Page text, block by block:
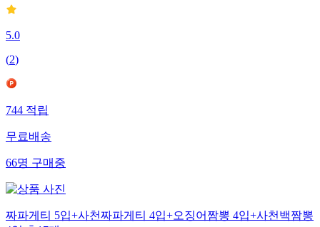
5.0
(2)
744적립
무료배송
66명구매중
짜파게티 5입+사천짜파게티 4입+오징어짬뽕 4입+사천백짬뽕